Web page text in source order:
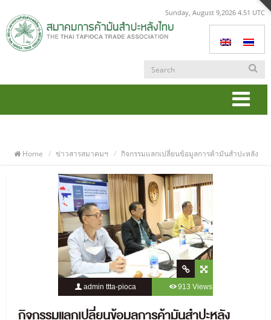
Sunday, August 9,2026 4.51 UTC
Home ข่าวสารสมาคมฯ กิจกรรมแลกเปลี่ยนข้อมูลการค้ามันสำปะหลัง
admin ttta-pioca 913 Views
0 Comment
กิจกรรมแลกเปลี่ยนข้อมูลการค้ามันสำปะหลัง